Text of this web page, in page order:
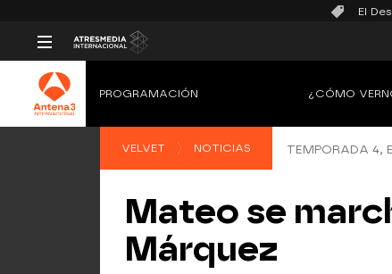
El
PROGRAMACIÓN ¿CÓMO
VELVET NOTICIAS TEMPORADA 4,
Mateo se
Márquez